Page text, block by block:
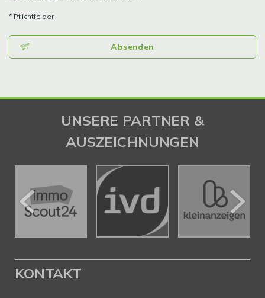
* Pflichtfelder
Absenden
UNSERE PARTNER &
AUSZEICHNUNGEN
KONTAKT